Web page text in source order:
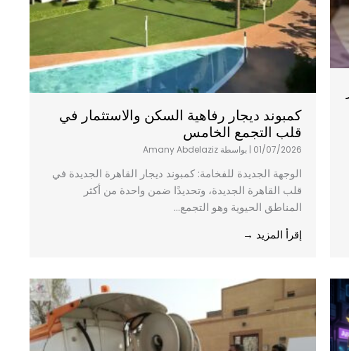
كمبوند ديجار رفاهية السكن والاستثمار في
قلب التجمع الخامس
01/07/2026
|بواسطة Amany Abdelaziz
الوجهة الجديدة للفخامة: كمبوند ديجار القاهرة الجديدة في
قلب القاهرة الجديدة، وتحديدًا ضمن واحدة من أكثر
المناطق الحيوية وهو التجمع...
إقرأ المزيد →